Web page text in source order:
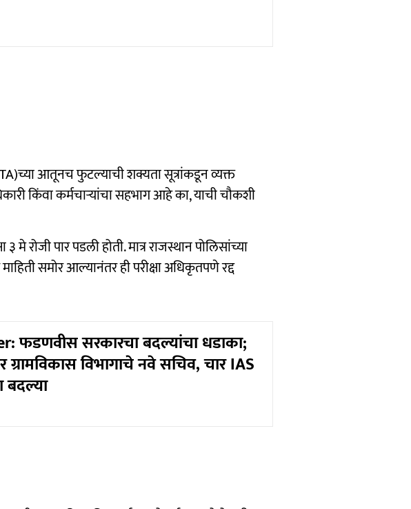
आतूनच फुटल्याची शक्यता सूत्रांकडून व्यक्त
किंवा कर्मचाऱ्यांचा सहभाग आहे का, याची चौकशी
३ मे रोजी पार पडली होती. मात्र राजस्थान पोलिसांच्या
समोर आल्यानंतर ही परीक्षा अधिकृतपणे रद्द
फडणवीस सरकारचा बदल्यांचा धडाका;
विभागाचे नवे सचिव, चार IAS
बदल्या